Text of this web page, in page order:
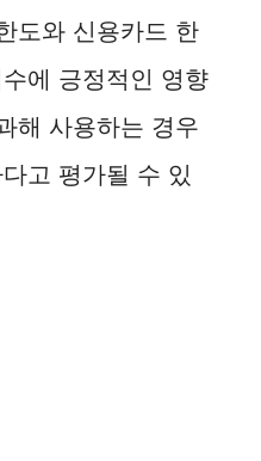
도와 신용카드 한
에 긍정적인 영향
해 사용하는 경우
고 평가될 수 있